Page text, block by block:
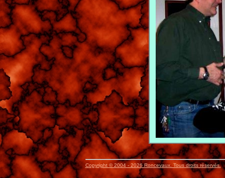
Copyright © 2004 - 2026 Roncevaux. Tous droits réservés.